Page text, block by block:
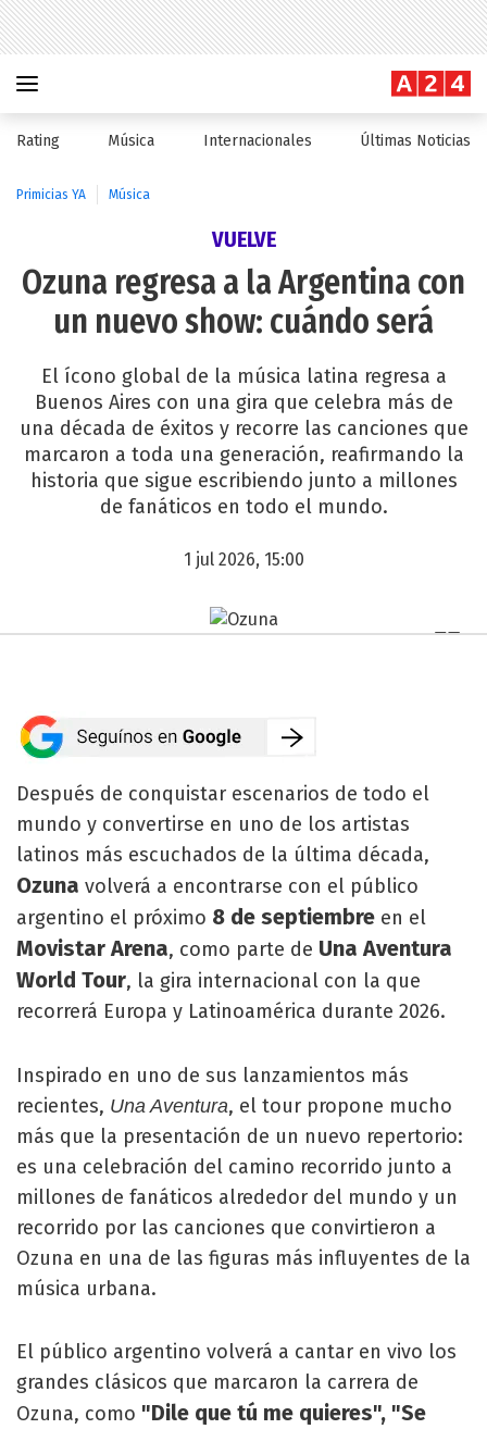
Rating Música Internacionales Últimas Noticias
Primicias YA Música
VUELVE
Ozuna regresa a la Argentina con
un nuevo show: cuándo será
El ícono global de la música latina regresa a
Buenos Aires con una gira que celebra más de
una década de éxitos y recorre las canciones que
marcaron a toda una generación, reafirmando la
historia que sigue escribiendo junto a millones
de fanáticos en todo el mundo.
1 jul 2026, 15:00
Después de conquistar escenarios de todo el
mundo y convertirse en uno de los artistas
latinos más escuchados de la última década,
Ozuna volverá a encontrarse con el público
argentino el próximo 8 de septiembre en el
Movistar Arena, como parte de Una Aventura
World Tour, la gira internacional con la que
recorrerá Europa y Latinoamérica durante 2026.
Inspirado en uno de sus lanzamientos más
recientes, Una Aventura, el tour propone mucho
más que la presentación de un nuevo repertorio:
es una celebración del camino recorrido junto a
millones de fanáticos alrededor del mundo y un
recorrido por las canciones que convirtieron a
Ozuna en una de las figuras más influyentes de la
música urbana.
El público argentino volverá a cantar en vivo los
grandes clásicos que marcaron la carrera de
Ozuna, como "Dile que tú me quieres", "Se